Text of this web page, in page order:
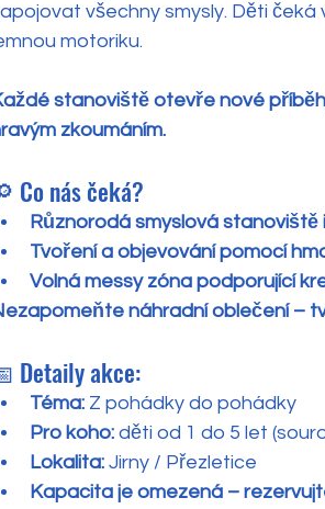
všechny smysly. Děti
motoriku.
stanoviště otevře nové
zkoumáním.
Co nás čeká?
Různorodá smyslová
Tvoření a objevování pomocí
Volná messy zóna podporující
náhradní oblečení –
Detaily akce:
Téma: Z pohádky do pohádky
Pro koho: děti od 1 do 5 let
Lokalita: Jirny / Přezletice
Kapacita je omezená –